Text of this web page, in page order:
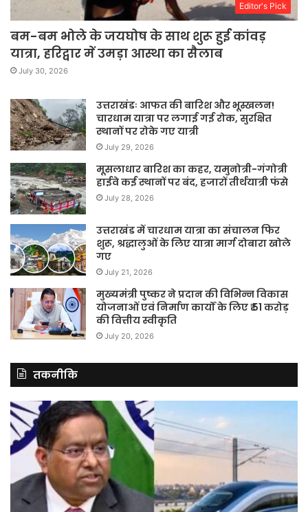
Editor's Pick
बम-बम भोले के जयघोष के साथ शुरू हुई कांवड़
यात्रा, हरिद्वार में उमड़ा आस्था का सैलाब
July 30, 2026
उत्तराखंडः आफत की बारिश और भूस्खलन!
चारधाम यात्रा पर लगाई गई रोक, सुरक्षित
स्थानों पर रोके गए यात्री
July 29, 2026
मूसलाधार बारिश का कहर, यमुनोत्री-गंगोत्री
हाईवे कई स्थानों पर बंद, हजारों तीर्थयात्री फंसे
July 28, 2026
उत्तराखंड में चारधाम यात्रा का संचालन फिर
शुरू, श्रद्धालुओं के लिए यात्रा मार्ग दोबारा खोले
गए
July 21, 2026
मुख्यमंत्री पुष्कर ने प्रदान की विभिन्न विकास
योजनाओं एवं निर्माण कार्यों के लिए ₹ 51 करोड़
की वित्तीय स्वीकृति
July 20, 2026
तकनीकि